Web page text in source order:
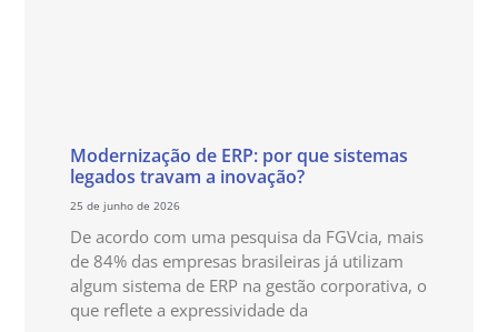
Modernização de ERP: por que sistemas
legados travam a inovação?
25 de junho de 2026
De acordo com uma pesquisa da FGVcia, mais
de 84% das empresas brasileiras já utilizam
algum sistema de ERP na gestão corporativa, o
que reflete a expressividade da